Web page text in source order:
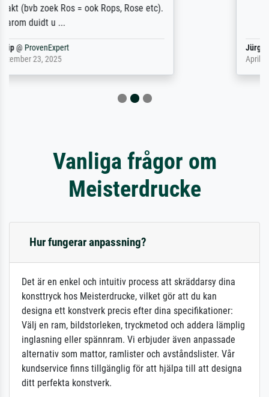
Jürgen
April 22, 2026
Vanliga frågor om
Meisterdrucke
Hur fungerar anpassning?
Det är en enkel och intuitiv process att skräddarsy dina
konsttryck hos Meisterdrucke, vilket gör att du kan
designa ett konstverk precis efter dina specifikationer:
Välj en ram, bildstorleken, tryckmetod och addera lämplig
inglasning eller spännram. Vi erbjuder även anpassade
alternativ som mattor, ramlister och avståndslister. Vår
kundservice finns tillgänglig för att hjälpa till att designa
ditt perfekta konstverk.